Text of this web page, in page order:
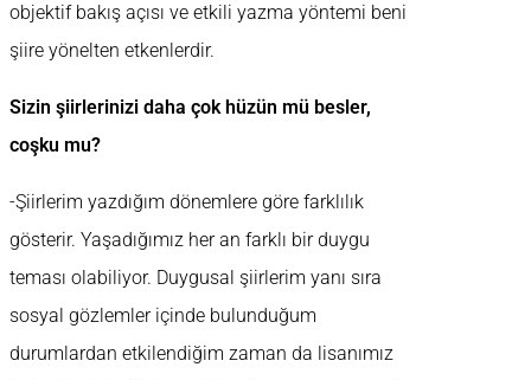
objektif bakış açısı ve etkili yazma yöntemi beni
şiire yönelten etkenlerdir.
Sizin şiirlerinizi daha çok hüzün mü besler,
coşku mu?
-Şiirlerim yazdığım dönemlere göre farklılık
gösterir. Yaşadığımız her an farklı bir duygu
teması olabiliyor. Duygusal şiirlerim yanı sıra
sosyal gözlemler içinde bulunduğum
durumlardan etkilendiğim zaman da lisanımız